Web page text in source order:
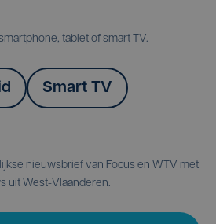
tablet of smart TV.
Smart TV
nieuwsbrief van Focus en WTV met
uit West-Vlaanderen.